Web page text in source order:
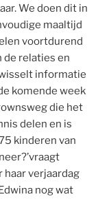
We doen dit in
maaltijd
voortdurend
de relaties en
informatie
komende week
die het
delen en is
kinderen van
haar verjaardag
nog wat